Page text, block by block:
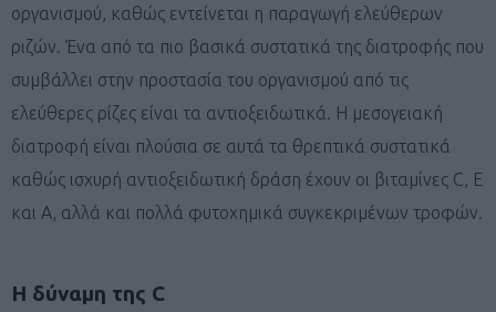
οργανισμού, καθώς εντείνεται η παραγωγή ελεύθερων
ριζών. Ένα από τα πιο βασικά συστατικά της διατροφής που
συμβάλλει στην προστασία του οργανισμού από τις
ελεύθερες ρίζες είναι τα αντιοξειδωτικά. Η μεσογειακή
διατροφή είναι πλούσια σε αυτά τα θρεπτικά συστατικά
καθώς ισχυρή αντιοξειδωτική δράση έχουν οι βιταμίνες C, E
και Α, αλλά και πολλά φυτοχημικά συγκεκριμένων τροφών.
Η δύναμη της C